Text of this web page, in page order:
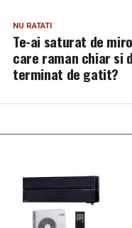
NU RATATI
Te-ai saturat de
care raman chiar si
terminat de gatit?